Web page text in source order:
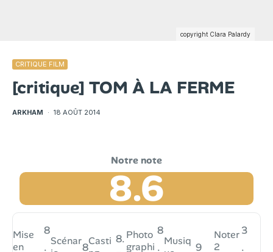
copyright Clara Palardy
CRITIQUE FILM
[critique] TOM À LA FERME
ARKHAM · 18 AOÛT 2014
Mise
en
8
. Scénar8Casti 8. Photo
graphi
8
. Musiq 9
Noter
2
3
.
8.6